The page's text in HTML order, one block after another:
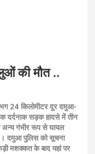
की मौत ..
24 किलोमीटर दूर दमुआ-
दर्दनाक सड़क हादसे में तीन
अन्य गंभीर रूप से घायल
। दमुआ पुलिस को सूचना
मशक्कत के बाद यहां पर